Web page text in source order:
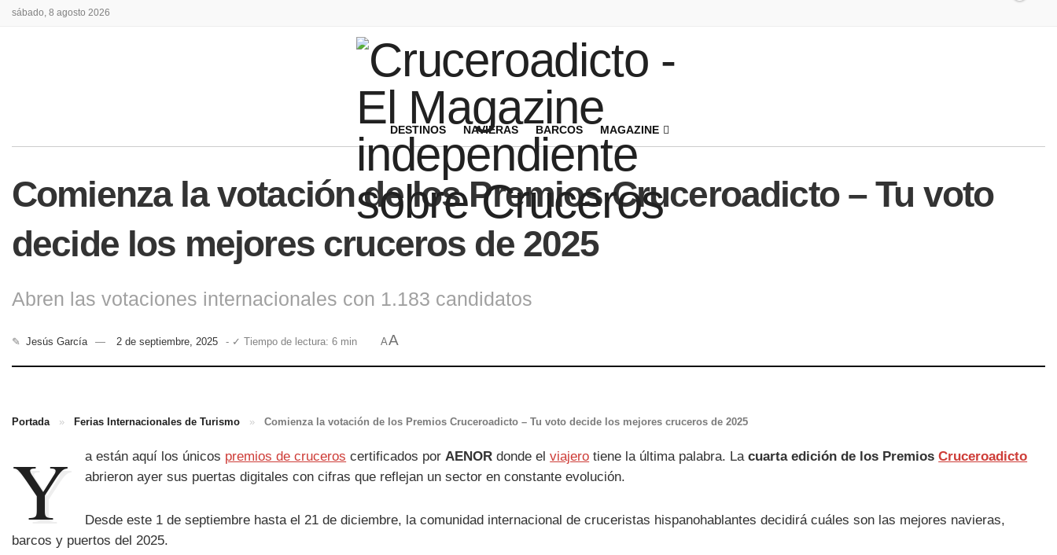
sábado, 8 agosto 2026
DESTINOS NAVIERAS BARCOS MAGAZINE
Comienza la votación de los Premios Cruceroadicto – Tu voto
decide los mejores cruceros de 2025
Abren las votaciones internacionales con 1.183 candidatos
✎ Jesús García 2 de septiembre, 2025 - ✓ Tiempo de lectura: 6 min AA
Portada » Ferias Internacionales de Turismo » Comienza la votación de los Premios Cruceroadicto – Tu voto decide los mejores cruceros de 2025
Y a están aquí los únicos premios de cruceros certificados porAENOR donde elviajero tiene la última palabra. Lacuarta edición de los PremiosCruceroadicto
abrieron ayer sus puertas digitales con cifras que reflejan un sector en constante evolución.
Desde este 1 de septiembre hasta el 21 de diciembre, la comunidad internacional de cruceristas hispanohablantes decidirá cuáles son las mejores navieras,
barcos y puertos del 2025.